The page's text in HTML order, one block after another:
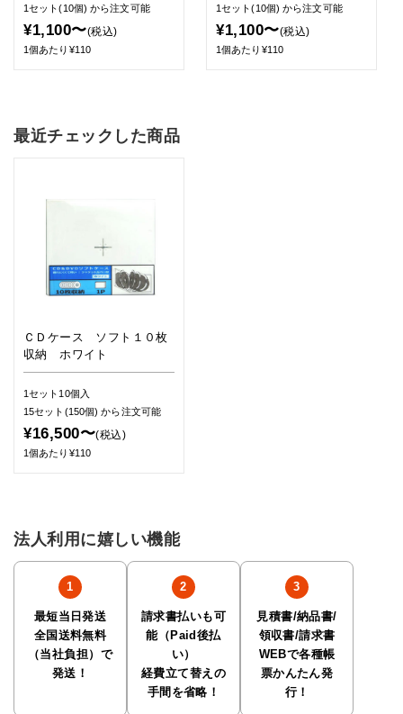
1セット(10個)から注文可能
¥1,100〜(税込)
1個あたり¥110
1セット(10個)から注文可能
¥1,100〜(税込)
1個あたり¥110
最近チェックした商品
ＣＤケース ソフト１０枚
収納 ホワイト
1セット10個入
15セット(150個)から注文可能
¥16,500〜(税込)
1個あたり¥110
法人利用に嬉しい機能
最短当日発送
全国送料無料
（当社負担）で
発送！
請求書払いも可
能（Paid後払
い）
経費立て替えの
手間を省略！
見積書/納品書/
領収書/請求書
WEBで各種帳
票かんたん発
行！